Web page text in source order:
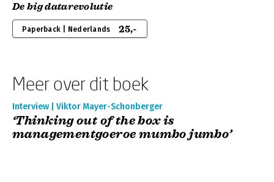
De big datarevolutie
Paperback | Nederlands 25,-
Meer over dit boek
Interview | Viktor Mayer-Schonberger
‘Thinking out of the box is
managementgoeroe mumbo jumbo’